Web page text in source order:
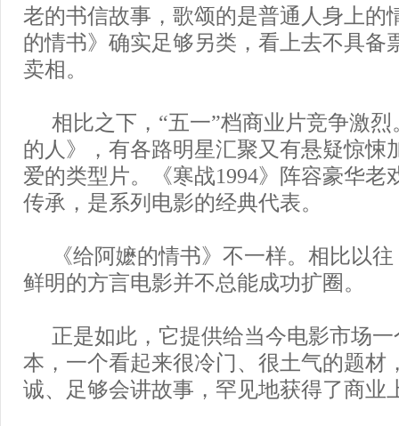
老的书信故事，歌颂的是普通人身上的
的情书》确实足够另类，看上去不具备
卖相。
相比之下，“五一”档商业片竞争激
的人》，有各路明星汇聚又有悬疑惊悚
爱的类型片。《寒战1994》阵容豪华老
传承，是系列电影的经典代表。
《给阿嬷的情书》不一样。相比以
鲜明的方言电影并不总能成功扩圈。
正是如此，它提供给当今电影市场
本，一个看起来很冷门、很土气的题材
诚、足够会讲故事，罕见地获得了商业